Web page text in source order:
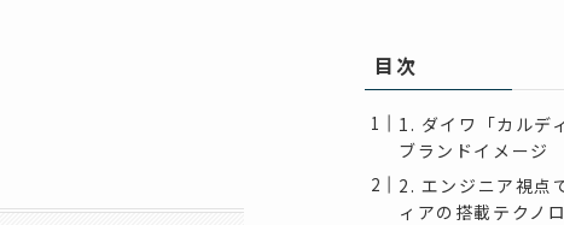
ー目次
1. ダイワ「カルデ
ブランドイメージ
2. エンジニア視点
ィアの搭載テクノ